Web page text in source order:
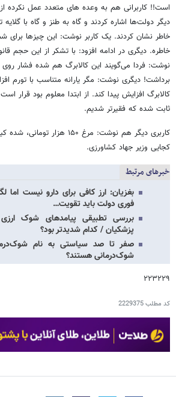
است!! کاربرانی هم به وعده های متعدد عمل نکرده
دیگر دولت‌ها اشاره کردند و گاه به طنز و گاه با
خاطر نشان کردند. یک کاربر نوشت: این چیزها برای
خاطره. دیگری در ادامه افزود: با تشکر از این حجم
نوشت: فردا می‌گویند این کالابرگ هم شده فشار روی
برداشت! دیگری نوشت: مگر یارانه متناسب با تورم
کالابرگ افزایش پیدا کند. از ابتدا معلوم بود قرار
ثابت شده که فقیرتر شدیم.
کجایی وزیر جهاد کشاورزی.
خبرهای مرتبط
بغزیان: ارز کافی برای دارو نیست
فوری دولت باید تقویت…
بررسی تطبیقی پیامدهای شوک
پزشکیان / کدام شدیدتر بود؟
صفر تا صد سیاستی به نام
شوک‌درمانی هستند؟
۲۲۳۲۲۹
کد مطلب2229375